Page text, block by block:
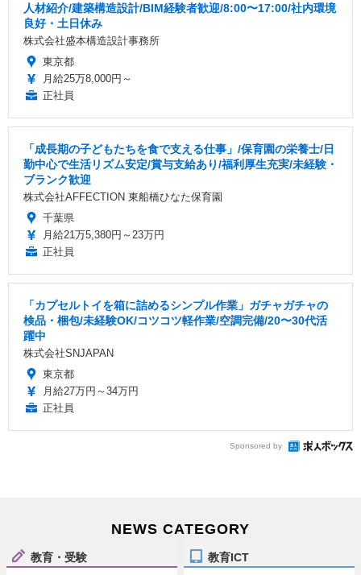
人材紹介/建築構造設計/BIM経験者歓迎/8:00〜17:00/社内環境
良好・土日休み
株式会社盛本構造設計事務所
東京都
月給25万8,000円～
正社員
「成長期の子どもたちを食で支える仕事」/保育園の栄養士/日
勤中心で生活リズム安定/賞与支給あり/福利厚生充実/未経験・
ブランク歓迎
株式会社AFFECTION 東船橋ひなた保育園
千葉県
月給21万5,380円～23万円
正社員
「カプセルトイを箱に詰めるシンプル作業」ガチャガチャの
検品・梱包/未経験OK/コツコツ軽作業/空調完備/20〜30代活
躍中
株式会社SNJAPAN
東京都
月給27万円～34万円
正社員
Sponsored by
NEWS CATEGORY
教育・受験 教育ICT